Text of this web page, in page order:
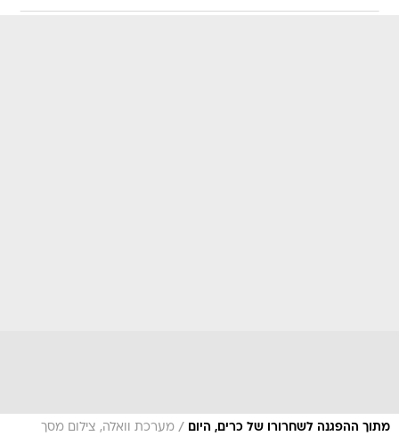
מתוך ההפגנה לשחרורו של כרים, היום / מערכת וואלה, צילום מסך